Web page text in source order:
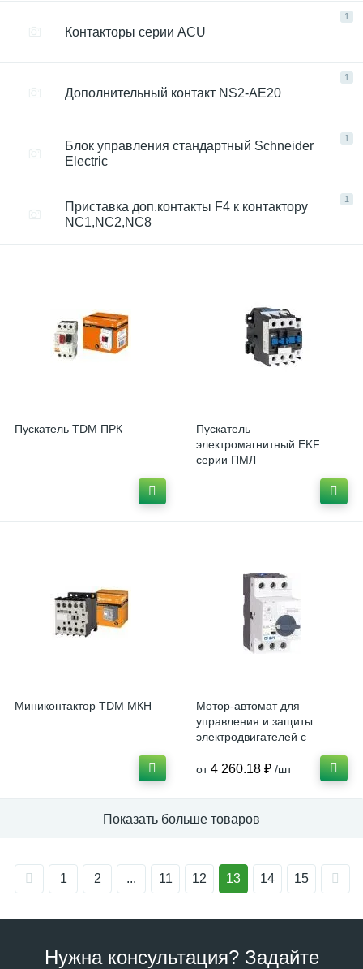
1
Контакторы серии ACU
1
Дополнительный контакт NS2-AE20
1
Блок управления стандартный Schneider
Electric
1
Приставка доп.контакты F4 к контактору
NC1,NC2,NC8
Пускатель TDM ПРК
Пускатель
электромагнитный EKF
серии ПМЛ
Миниконтактор TDM МКН
Мотор-автомат для
управления и защиты
электродвигателей с
от 4 260.18 ₽ /шт
Показать больше товаров
1 2 ... 11 12 13 14 15
Нужна консультация? Задайте